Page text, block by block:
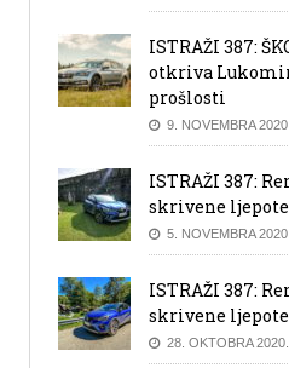
ISTRAŽI 387:
otkriva
prošlosti
9. NOVEMBRA 2020.
ISTRAŽI 387:
skrivene
5. NOVEMBRA 2020.
ISTRAŽI 387:
skrivene
28. OKTOBRA 2020.